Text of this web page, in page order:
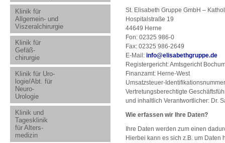
Klinik für
Allgemein- und
Viszeralchirurgie
Klinik für
Gefäß-
chirurgie
Klinik für Uro-
logie/Abt. für
Neuro-
Urologie
Klinik und
Tagesklinik
für Alters-
medizin
St. Elisabeth Gruppe GmbH –
Hospitalstraße 19
44649 Herne
Fon: 02325 986-0
Fax: 02325 986-2649
E-Mail: info@elisabethgruppe.de
Registergericht: Amtsgericht
Finanzamt: Herne-West
Umsatzsteuer-
Vertretungsberechtigte
und inhaltlich Verantwortlicher: Dr.
Wie erfassen wir Ihre Daten?
Ihre Daten werden zum einen
Hierbei kann es sich z.B. um Daten